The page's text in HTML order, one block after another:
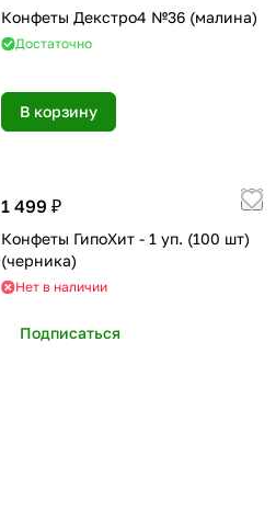
Конфеты Декстро4 №36 (малина)
Достаточно
В корзину
1 499 ₽
Конфеты ГипоХит - 1 уп. (100 шт)
(черника)
Нет в наличии
Подписаться